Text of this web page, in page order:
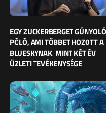
EGY ZUCKERBERGET GÚNYOLÓ
PÓLÓ, AMI TÖBBET HOZOTT A
BLUESKYNAK, MINT KÉT ÉV
ÜZLETI TEVÉKENYSÉGE